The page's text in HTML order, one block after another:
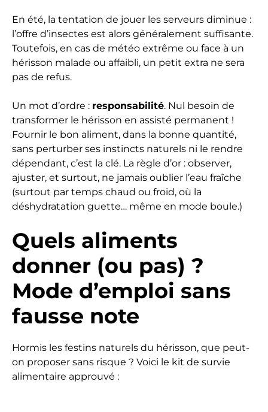
En été, la tentation de jouer les serveurs diminue :
l’offre d’insectes est alors généralement suffisante.
Toutefois, en cas de météo extrême ou face à un
hérisson malade ou affaibli, un petit extra ne sera
pas de refus.
Un mot d’ordre : responsabilité. Nul besoin de
transformer le hérisson en assisté permanent !
Fournir le bon aliment, dans la bonne quantité,
sans perturber ses instincts naturels ni le rendre
dépendant, c’est la clé. La règle d’or : observer,
ajuster, et surtout, ne jamais oublier l’eau fraîche
(surtout par temps chaud ou froid, où la
déshydratation guette… même en mode boule.)
Quels aliments
donner (ou pas) ?
Mode d’emploi sans
fausse note
Hormis les festins naturels du hérisson, que peut-
on proposer sans risque ? Voici le kit de survie
alimentaire approuvé :